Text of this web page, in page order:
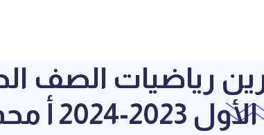
رياضيات الصف
الأول 2023-2024 أ محمد الفلاح